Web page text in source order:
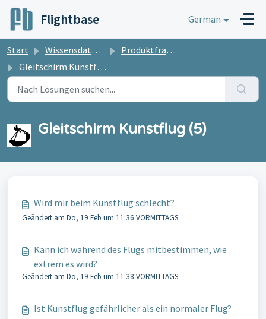
Zum hauptsächlichen Inhalt gehen
Flightbase German
Start Wissensdatenbank
Produktfragen
Gleitschirm Kunstflug
Gleitschirm Kunstflug (5)
Wird mir beim Kunstflug schlecht?
Geändert am Do, 19 Feb um 11:36 VORMITTAGS
Kann ich während des Flugs mitbestimmen, wie
extrem es wird?
Geändert am Do, 19 Feb um 11:38 VORMITTAGS
Ist Kunstflug gefährlicher als ein normaler Flug?